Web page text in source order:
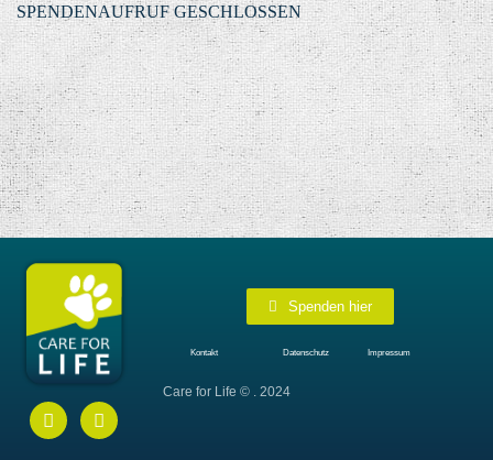
SPENDENAUFRUF GESCHLOSSEN
Spenden hier
Kontakt Datenschutz Impressum
Care for Life © . 2024